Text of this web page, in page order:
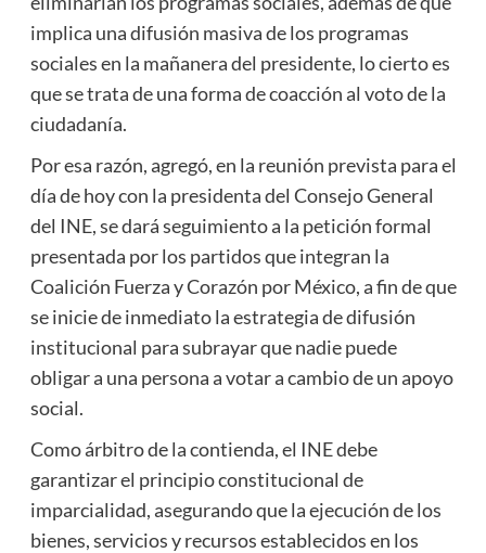
implica una difusión masiva de los programas
sociales en la mañanera del presidente, lo cierto es
que se trata de una forma de coacción al voto de la
ciudadanía.
Por esa razón, agregó, en la reunión prevista para el
día de hoy con la presidenta del Consejo General
del INE, se dará seguimiento a la petición formal
presentada por los partidos que integran la
Coalición Fuerza y Corazón por México, a fin de que
se inicie de inmediato la estrategia de difusión
institucional para subrayar que nadie puede
obligar a una persona a votar a cambio de un apoyo
social.
Como árbitro de la contienda, el INE debe
garantizar el principio constitucional de
imparcialidad, asegurando que la ejecución de los
bienes, servicios y recursos establecidos en los